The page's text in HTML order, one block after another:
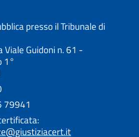
presso il Tribunale di
Viale Guidoni n. 61 -
1°
79941